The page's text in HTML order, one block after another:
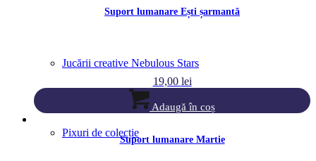
Jucării creative Nebulous Stars
Pixuri de colecție
Suport lumanare Ești șarmantă
19,00 lei
Adaugă în coș
Suport lumanare Martie